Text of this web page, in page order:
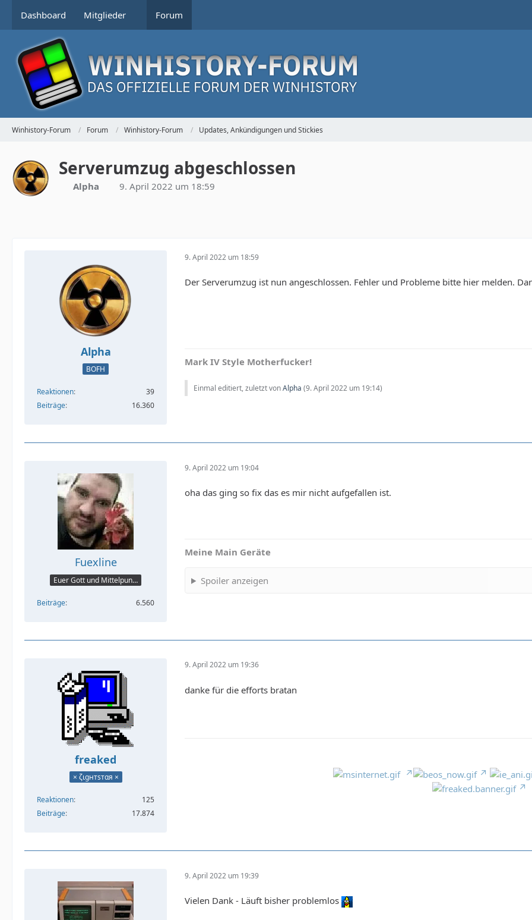
Dashboard Mitglieder Forum
Winhistory-Forum Forum Winhistory-Forum Updates, Ankündigungen und Stickies
Serverumzug abgeschlossen
Alpha 9. April 2022 um 18:59
Alpha
BOFH
Reaktionen
39
Beiträge
16.360
9. April 2022 um 18:59
Der Serverumzug ist nun angeschlossen. Fehler und Probleme bitte hier melden.
Mark IV Style Motherfucker!
Einmal editiert, zuletzt vonAlpha (9. April 2022 um 19:14)
Fuexline
Euer Gott und Mittelpunkt
Beiträge 6.560
9. April 2022 um 19:04
oha das ging so fix das es mir nicht aufgefallen ist.
Meine Main Geräte
Spoiler anzeigen
freaked
× ζιgнтѕтαя ×
Reaktionen
125
Beiträge
17.874
9. April 2022 um 19:36
danke für die efforts bratan
9. April 2022 um 19:39
Vielen Dank - Läuft bisher problemlos